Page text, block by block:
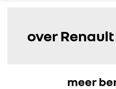
over Renault
meer